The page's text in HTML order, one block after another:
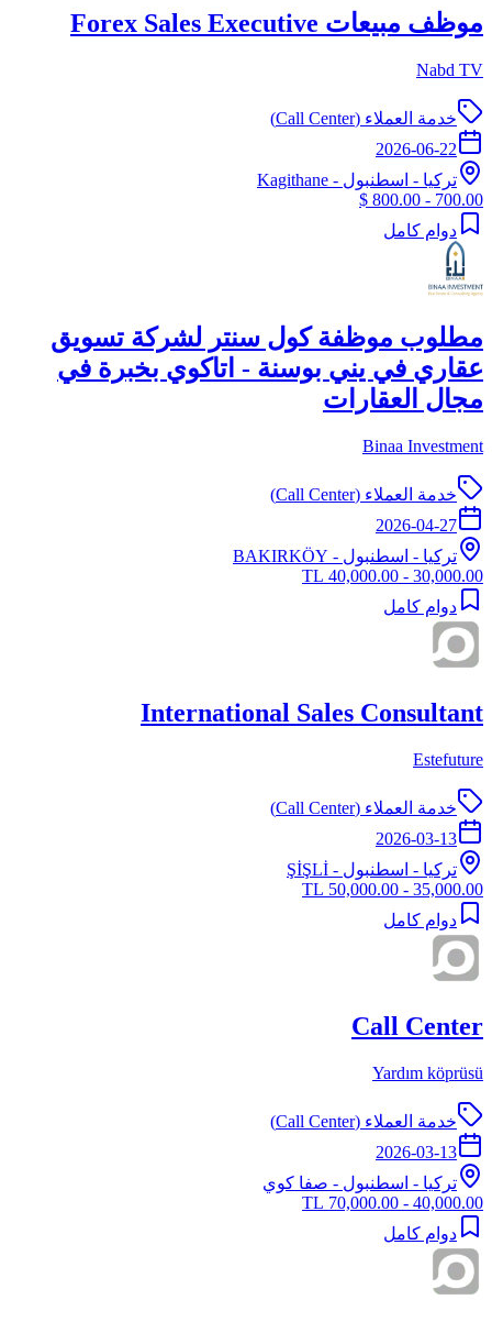
موظف مبيعات Forex Sales Executive
Nabd TV
خدمة العملاء (Call Center)
2026-06-22
تركيا - اسطنبول - Kagithane
700.00 - 800.00 $
دوام كامل
مطلوب موظفة كول سنتر لشركة تسويق
عقاري في يني بوسنة - اتاكوي بخبرة في
مجال العقارات
Binaa Investment
خدمة العملاء (Call Center)
2026-04-27
تركيا - اسطنبول - BAKIRKÖY
30,000.00 - 40,000.00 TL
دوام كامل
International Sales Consultant
Estefuture
خدمة العملاء (Call Center)
2026-03-13
تركيا - اسطنبول - ŞİŞLİ
35,000.00 - 50,000.00 TL
دوام كامل
Call Center
Yardım köprüsü
خدمة العملاء (Call Center)
2026-03-13
تركيا - اسطنبول - صفا كوي
40,000.00 - 70,000.00 TL
دوام كامل